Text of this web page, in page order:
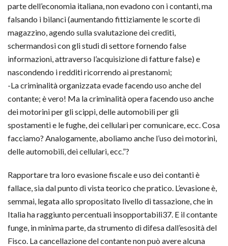
parte dell’economia italiana, non evadono con i contanti, ma
falsando i bilanci (aumentando fittiziamente le scorte di
magazzino, agendo sulla svalutazione dei crediti,
schermandosi con gli studi di settore fornendo false
informazioni, attraverso l’acquisizione di fatture false) e
nascondendo i redditi ricorrendo ai prestanomi;
-La criminalità organizzata evade facendo uso anche del
contante; è vero! Ma la criminalità opera facendo uso anche
dei motorini per gli scippi, delle automobili per gli
spostamenti e le fughe, dei cellulari per comunicare, ecc. Cosa
facciamo? Analogamente, aboliamo anche l’uso dei motorini,
delle automobili, dei cellulari, ecc.”?
Rapportare tra loro evasione fiscale e uso dei contanti è
fallace, sia dal punto di vista teorico che pratico. L’evasione è,
semmai, legata allo spropositato livello di tassazione, che in
Italia ha raggiunto percentuali insopportabili37. E il contante
funge, in minima parte, da strumento di difesa dall’esosità del
Fisco. La cancellazione del contante non può avere alcuna